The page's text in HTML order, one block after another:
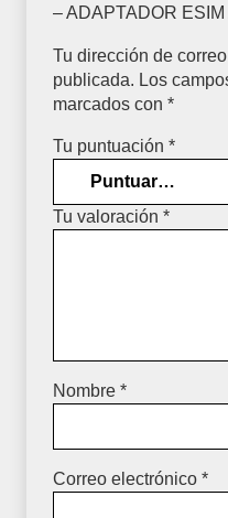
– ADAPTADOR ESIM
Tu dirección de
publicada. Los
marcados con *
Tu puntuación *
Tu valoración *
Nombre *
Correo electrónico *